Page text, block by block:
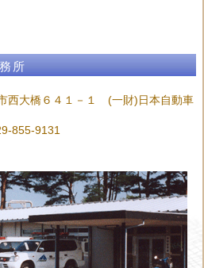
所
西大橋６４１－１ (一財)日本自動車
855-9131